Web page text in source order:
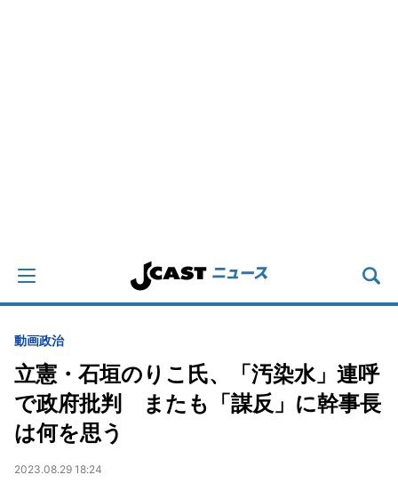
動画政治
立憲・石垣のりこ氏、「汚染水」連呼
で政府批判 またも「謀反」に幹事長
は何を思う
2023.08.29 18:24